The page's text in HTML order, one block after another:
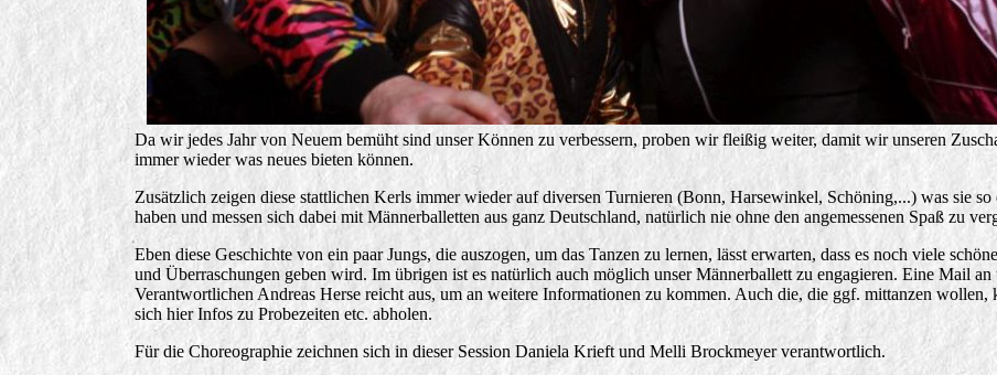
Da wir jedes Jahr von Neuem bemüht sind unser Können zu verbessern, proben wir fleißig weiter, damit wir unseren
immer wieder was neues bieten können.
Zusätzlich zeigen diese stattlichen Kerls immer wieder auf diversen Turnieren (Bonn, Harsewinkel, Schöning,...) was sie so
haben und messen sich dabei mit Männerballetten aus ganz Deutschland, natürlich nie ohne den angemessenen Spaß zu
Eben diese Geschichte von ein paar Jungs, die auszogen, um das Tanzen zu lernen, lässt erwarten, dass es noch viele
und Überraschungen geben wird. Im übrigen ist es natürlich auch möglich unser Männerballett zu engagieren. Eine Mail an
Verantwortlichen Andreas Herse reicht aus, um an weitere Informationen zu kommen. Auch die, die ggf. mittanzen wollen,
sich hier Infos zu Probezeiten etc. abholen.
Für die Choreographie zeichnen sich in dieser Session Daniela Krieft und Melli Brockmeyer verantwortlich.